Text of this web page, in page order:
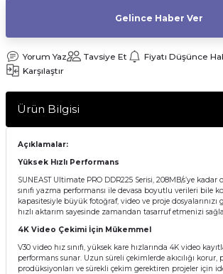
Gelince Haber Ver
Yorum Yaz Tavsiye Et Fiyatı Düşünce
Karşılaştır
Ürün Bilgisi
Açıklamalar:
Yüksek Hızlı Performans
SUNEAST Ultimate PRO DDR225 Serisi, 208MB/s’ye kadar
sınıfı yazma performansı ile devasa boyutlu verileri bile
kapasitesiyle büyük fotoğraf, video ve proje dosyalarınızı
hızlı aktarım sayesinde zamandan tasarruf etmenizi
4K Video Çekimi İçin Mükemmel
V30 video hız sınıfı, yüksek kare hızlarında 4K video
performans sunar. Uzun süreli çekimlerde akıcılığı korur,
prodüksiyonları ve sürekli çekim gerektiren projeler için